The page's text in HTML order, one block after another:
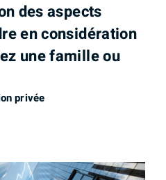
des aspects
en considération
une famille ou
privée